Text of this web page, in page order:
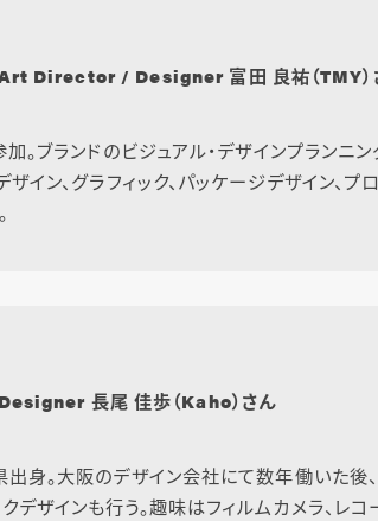
Director / Designer 富田 良祐（TMY）
。ブランドのビジュアル・デザインプランニ
ザイン、グラフィック、パッケージデザイン、プ
長尾 佳歩（Kaho）さん
身。大阪のデザイン会社にて数年働いた後
デザインも行う。趣味はフィルムカメラ、レコ